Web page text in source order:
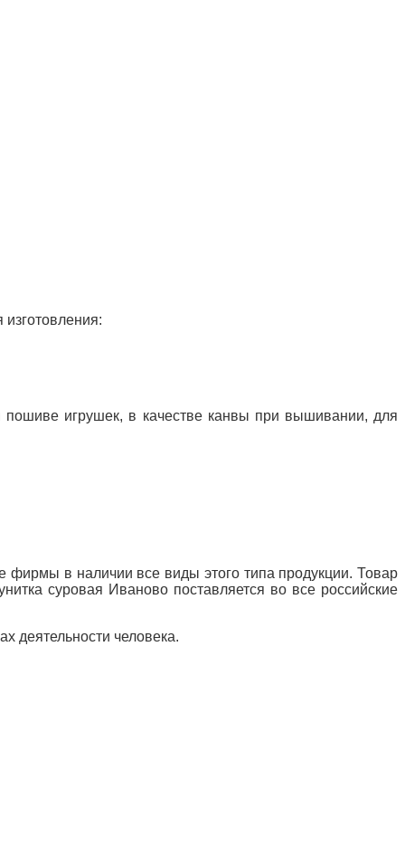
пошиве игрушек, в качестве канвы при вышивании, для
в наличии все виды этого типа продукции. Товар
суровая Иваново поставляется во все российские
деятельности человека.